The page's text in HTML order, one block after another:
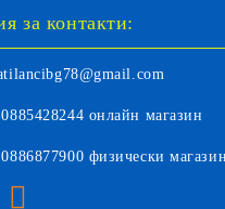
за контакти:
0885428244 онлайн магазин
0886877900 физически магазин